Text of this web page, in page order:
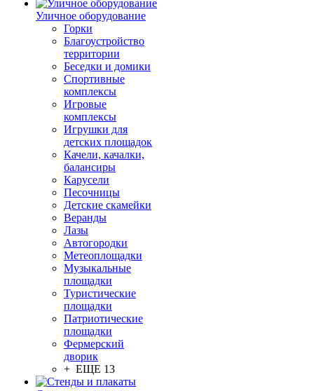
Уличное оборудование
Горки
Благоустройство
территории
Беседки и домики
Спортивные
комплексы
Игровые
комплексы
Игрушки для
детских площадок
Качели, качалки,
балансиры
Карусели
Песочницы
Детские скамейки
Веранды
Лазы
Автогородки
Метеоплощадки
Музыкальные
площадки
Туристические
площадки
Патриотические
площадки
Фермерский
дворик
+ ЕЩЕ 13